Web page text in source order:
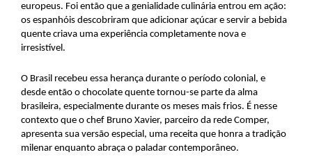
europeus. Foi então que a genialidade culinária entrou em ação:
os espanhóis descobriram que adicionar açúcar e servir a bebida
quente criava uma experiência completamente nova e
irresistível.
O Brasil recebeu essa herança durante o período colonial, e
desde então o chocolate quente tornou-se parte da alma
brasileira, especialmente durante os meses mais frios. É nesse
contexto que o chef Bruno Xavier, parceiro da rede Comper,
apresenta sua versão especial, uma receita que honra a tradição
milenar enquanto abraça o paladar contemporâneo.